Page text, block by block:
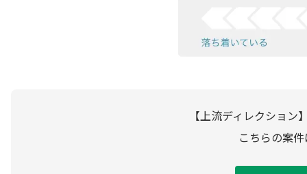
【上流ディレクション
こちらの案